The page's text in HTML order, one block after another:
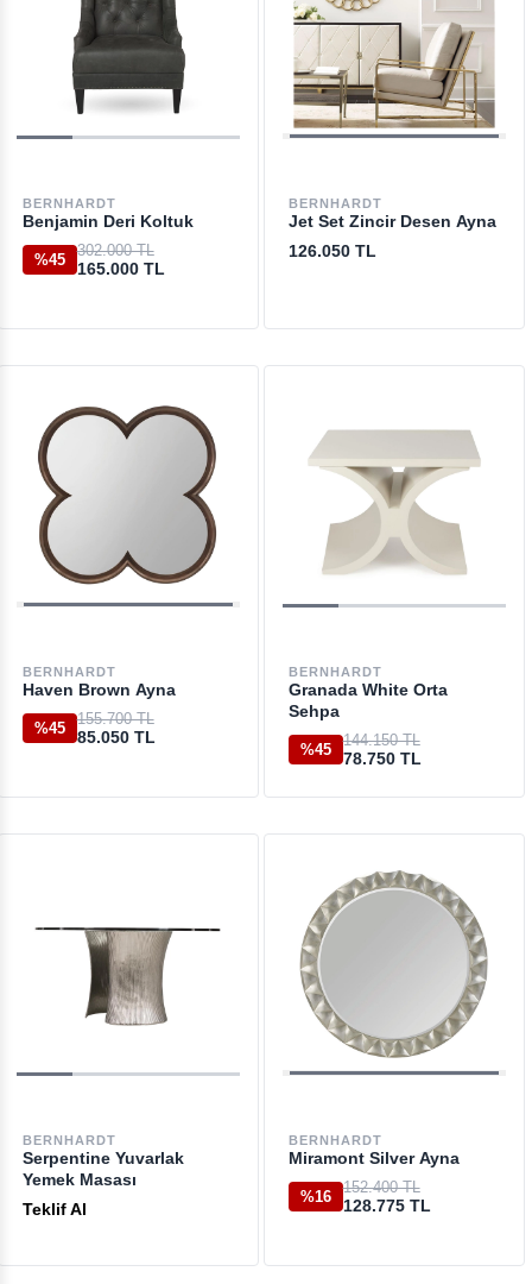
BERNHARDT
Benjamin Deri Koltuk
%45
302.000 TL
165.000 TL
BERNHARDT
Jet Set Zincir Desen Ayna
126.050 TL
BERNHARDT
Haven Brown Ayna
%45
155.700 TL
85.050 TL
BERNHARDT
Granada White Orta
Sehpa
%45
144.150 TL
78.750 TL
BERNHARDT
Serpentine Yuvarlak
Yemek Masası
Teklif Al
BERNHARDT
Miramont Silver Ayna
%16
152.400 TL
128.775 TL